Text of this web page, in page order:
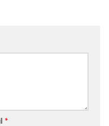
*